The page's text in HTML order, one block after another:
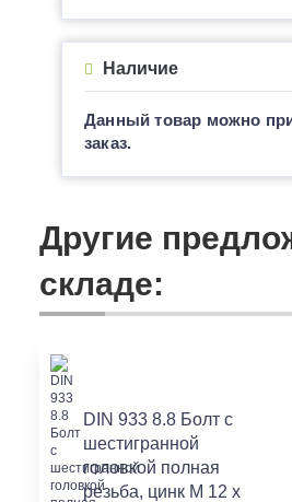
Наличие
Данный товар можно
заказ.
Другие
складе:
DIN 933 8.8 Болт с
шестигранной
головкой полная
резьба, цинк M 12 x